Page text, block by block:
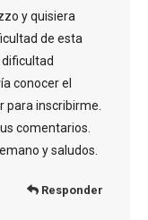
y quisiera
de esta
conocer el
para inscribirme.
comentarios.
y saludos.
Responder